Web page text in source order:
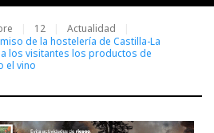
12
Actualidad
de la hostelería de Castilla-La
los visitantes los productos de
el vino